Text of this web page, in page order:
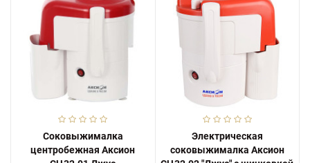
Соковыжималка
центробежная Аксион
Электрическая
соковыжималка Аксион